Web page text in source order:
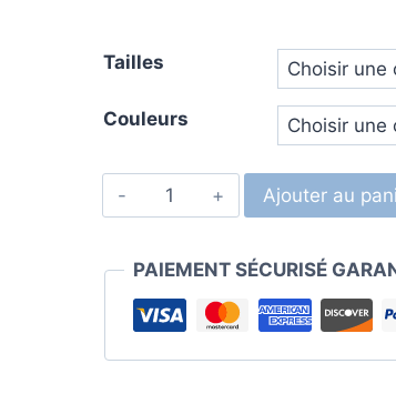
Tailles
Couleurs
Ajouter au
PAIEMENT SÉCURISÉ